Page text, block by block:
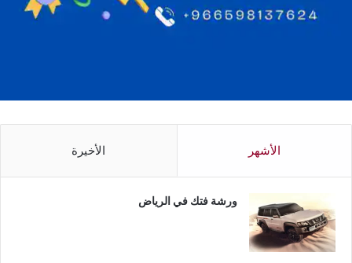
الأشهر الأخيرة
ورشة فتك في الرياض